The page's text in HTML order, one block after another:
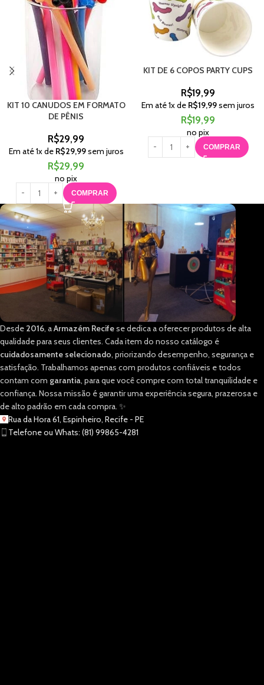
KIT 10 CANUDOS EM FORMATO
DE PÊNIS
R$29,99
Em até1x de R$29,99sem juros
R$29,99
no pix
COMPRAR
KIT DE 6 COPOS PARTY CUPS
R$19,99
Em até1x de R$19,99sem juros
R$19,99
no pix
COMPRAR
Desde 2016, aArmazém Recifese dedica a oferecer produtos de alta
qualidade para seus clientes. Cada item do nosso catálogo é
cuidadosamente selecionado, priorizando desempenho, segurança e
satisfação. Trabalhamos apenas com produtos confiáveis e todos
contam com garantia, para que você compre com total tranquilidade e
confiança. Nossa missão é garantir uma experiência segura, prazerosa e
de alto padrão em cada compra. ✨
Rua da Hora 61, Espinheiro, Recife - PE
Telefone ou Whats: (81) 99865-4281